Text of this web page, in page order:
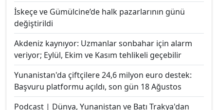
İskeçe ve Gümülcine’de halk pazarlarının günü
değiştirildi
Akdeniz kaynıyor: Uzmanlar sonbahar için alarm
veriyor; Eylül, Ekim ve Kasım tehlikeli geçebilir
Yunanistan'da çiftçilere 24,6 milyon euro destek:
Başvuru platformu açıldı, son gün 18 Ağustos
Podcast | Dünya, Yunanistan ve Batı Trakya'dan